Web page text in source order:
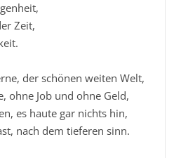
Zeit,
der schönen weiten Welt,
ohne Job und ohne Geld,
es haute gar nichts hin,
nach dem tieferen sinn.